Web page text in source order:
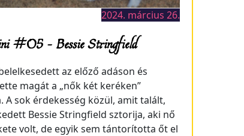
2024. március 26.
#05 – Bessie Stringfield
az előző adáson és
magát a „nők két keréken”
A sok érdekesség közül, amit talált,
Bessie Stringfield sztorija, aki nő
volt, de egyik sem tántorította őt el